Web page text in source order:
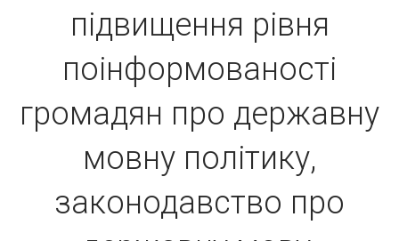
підвищення рівня
поінформованості
громадян про державну
мовну політику,
законодавство про